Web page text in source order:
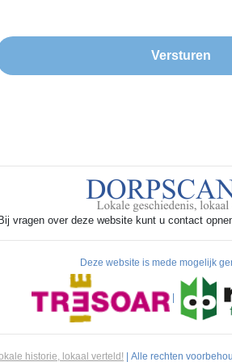
Bij vragen over deze website kunt u contact
Deze website is mede mogelijk
|
historie, lokaal verteld! | Alle rechten